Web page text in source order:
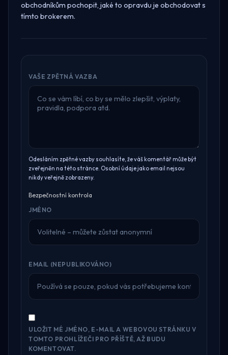
obchodníkům pochopit, jaké to opravdu je obchodovat s
tímto brokerem.
VAŠE ZPĚTNÁ VAZBA
Odesláním zpětné vazby souhlasíte, že váš komentář může být
zveřejněn na této stránce. Osobní údaje jako email nejsou
nikdy veřejně zobrazeny.
Bezpečnostní kontrola
JMÉNO
EMAIL (NEPUBLIKOVÁNO)
ULOŽIT MÉ JMÉNO, E-MAIL A WEBOVOU STRÁNKU V
TOMTO PROHLÍŽEČI PRO PŘÍŠTĚ, AŽ BUDU
KOMENTOVAT.